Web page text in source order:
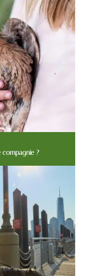
compagnie ?